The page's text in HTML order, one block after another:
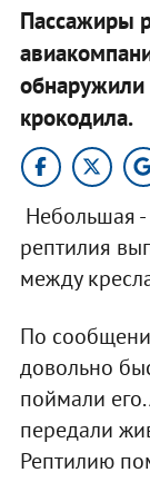
Пассажиры
крокодила.
Небольшая -
рептилия
между
По
довольно
поймали
передали
Рептилию